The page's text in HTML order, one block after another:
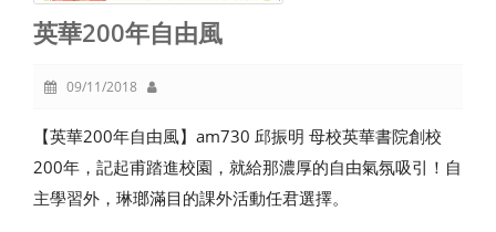
英華200年自由風
09/11/2018
【英華200年自由風】am730 邱振明 母校英華書院創校
200年，記起甫踏進校園，就給那濃厚的自由氣氛吸引！自
主學習外，琳瑯滿目的課外活動任君選擇。